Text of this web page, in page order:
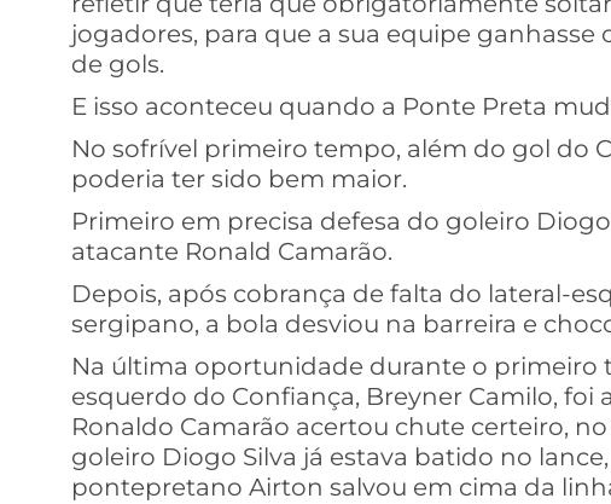
jogadores, para que a sua equipe ganhasse
de gols.
E isso aconteceu quando a Ponte Preta
No sofrível primeiro tempo, além do gol do
poderia ter sido bem maior.
Primeiro em precisa defesa do goleiro
atacante Ronald Camarão.
Depois, após cobrança de falta do lateral-
sergipano, a bola desviou na barreira e
Na última oportunidade durante o primeiro
esquerdo do Confiança, Breyner Camilo, foi
Ronaldo Camarão acertou chute certeiro,
goleiro Diogo Silva já estava batido no
pontepretano Airton salvou em cima da